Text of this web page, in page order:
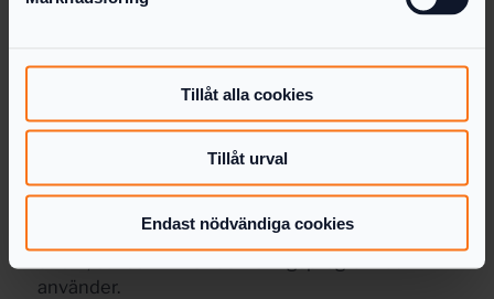
Tillåt alla cookies
Tillåt urval
Endast nödvändiga cookies
arbetet själv. Du kan då antingen skapa
ett säkert och smidigt sätt.
Årsredovisning Online är ett enkelt och effektivt
alternativ för dig som vill skapa årsredovisning
och inkomstdeklaration för ditt aktiebolag – helt
du kan enkelt skapa ett konto och komma igång
använder.